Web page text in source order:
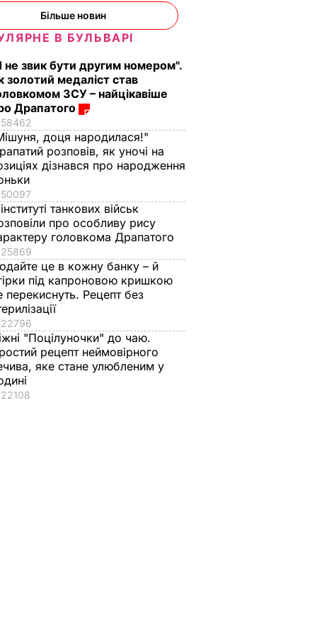
Більше новин
В БУЛЬВАРІ
не звик бути другим номером".
золотий медаліст став
ЗСУ – найцікавіше
Драпатого
58462
доця народилася!"
розповів, як уночі на
дізнався про народження
50097
танкових військ
про особливу рису
головкома Драпатого
25869
це в кожну банку – й
під капроновою кришкою
перекиснуть. Рецепт без
22796
"Поцілуночки" до чаю.
рецепт неймовірного
яке стане улюбленим у
22108